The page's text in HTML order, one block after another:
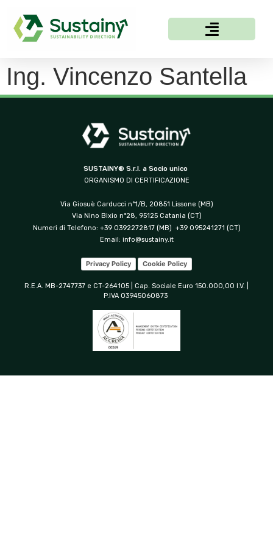
Ing. Vincenzo Santella
SUSTAINY® S.r.l. a Socio unico
ORGANISMO DI CERTIFICAZIONE
Via Giosuè Carducci n°1/B, 20851 Lissone (MB)
Via Nino Bixio n°28, 95125 Catania (CT)
Numeri di Telefono: +39 0392272817 (MB) +39 095241271 (CT)
Email: info@sustainy.it
Privacy Policy Cookie Policy
R.E.A. MB-2747737 e CT-264105 | Cap. Sociale Euro 150.000,00 I.V. |
P.IVA 03945060873